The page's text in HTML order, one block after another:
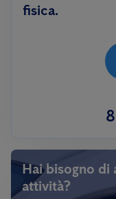
fisica.
Hai bisogno di
attività?